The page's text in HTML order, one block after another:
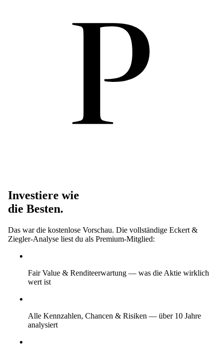
Investiere wie
die Besten.
Das war die kostenlose Vorschau. Die vollständige Eckert &
Ziegler-Analyse liest du als Premium-Mitglied:
Fair Value & Renditeerwartung — was die Aktie wirklich
wert ist
Alle Kennzahlen, Chancen & Risiken — über 10 Jahre
analysiert